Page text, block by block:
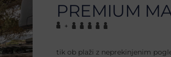
PREMIUM
+
tik ob plaži z neprekinjenim